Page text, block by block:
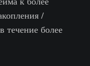
/
течение более